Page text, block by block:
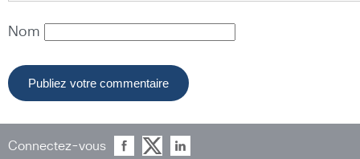
Nom
Connectez-vous